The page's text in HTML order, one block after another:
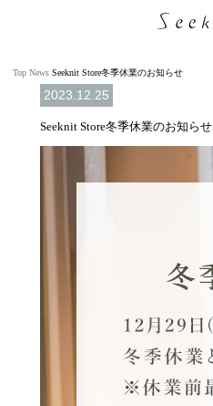
Top News Seeknit Store冬季休業のお知らせ
2023.12.25
Seeknit Store冬季休業のお知らせ